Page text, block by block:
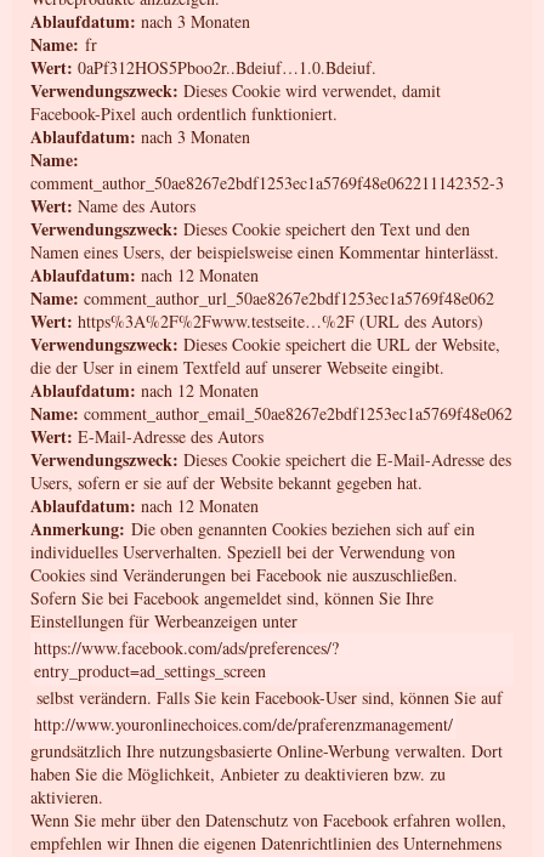
Ablaufdatum: nach 3 Monaten
Name: fr
Wert: 0aPf312HOS5Pboo2r..Bdeiuf…1.0.Bdeiuf.
Verwendungszweck: Dieses Cookie wird verwendet, damit
Facebook-Pixel auch ordentlich funktioniert.
Ablaufdatum: nach 3 Monaten
Name:
comment_author_50ae8267e2bdf1253ec1a5769f48e062211142352-3
Wert: Name des Autors
Verwendungszweck: Dieses Cookie speichert den Text und den
Namen eines Users, der beispielsweise einen Kommentar hinterlässt.
Ablaufdatum: nach 12 Monaten
Name: comment_author_url_50ae8267e2bdf1253ec1a5769f48e062
Wert: https%3A%2F%2Fwww.testseite…%2F (URL des Autors)
Verwendungszweck: Dieses Cookie speichert die URL der Website,
die der User in einem Textfeld auf unserer Webseite eingibt.
Ablaufdatum: nach 12 Monaten
Name: comment_author_email_50ae8267e2bdf1253ec1a5769f48e062
Wert: E-Mail-Adresse des Autors
Verwendungszweck: Dieses Cookie speichert die E-Mail-Adresse des
Users, sofern er sie auf der Website bekannt gegeben hat.
Ablaufdatum: nach 12 Monaten
Anmerkung: Die oben genannten Cookies beziehen sich auf ein
individuelles Userverhalten. Speziell bei der Verwendung von
Cookies sind Veränderungen bei Facebook nie auszuschließen.
Sofern Sie bei Facebook angemeldet sind, können Sie Ihre
Einstellungen für Werbeanzeigen unter
https://www.facebook.com/ads/preferences/?
entry_product=ad_settings_screen
selbst verändern. Falls Sie kein Facebook-User sind, können Sie auf
http://www.youronlinechoices.com/de/praferenzmanagement/
grundsätzlich Ihre nutzungsbasierte Online-Werbung verwalten. Dort
haben Sie die Möglichkeit, Anbieter zu deaktivieren bzw. zu
aktivieren.
Wenn Sie mehr über den Datenschutz von Facebook erfahren wollen,
empfehlen wir Ihnen die eigenen Datenrichtlinien des Unternehmens